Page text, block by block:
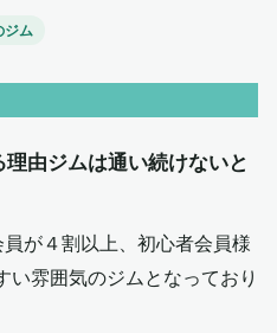
ジム
由ジムは通い続けないと
が４割以上、初心者会員様
い雰囲気のジムとなっており